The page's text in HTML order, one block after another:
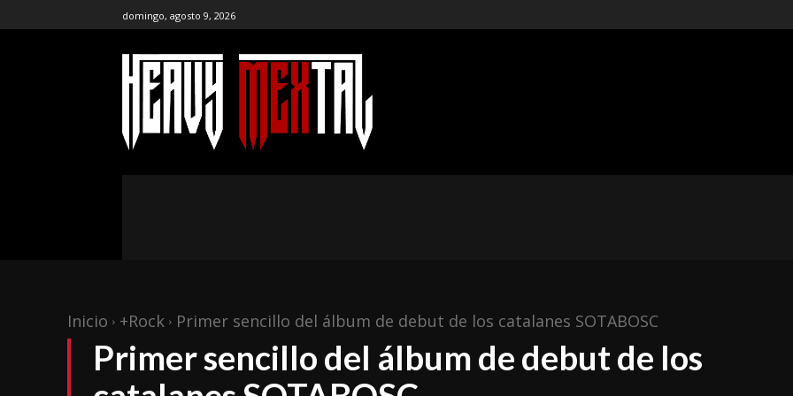
domingo, agosto 9, 2026
Inicio +Rock Primer sencillo del álbum de debut de los catalanes SOTABOSC
Primer sencillo del álbum de debut de los